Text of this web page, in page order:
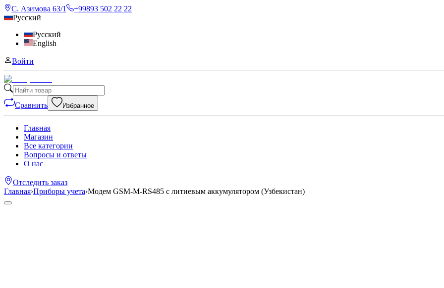
С. Азимова 63/1
+99893 502 22 22
Русский
Русский
English
Войти
Сравнить Избранное
Главная
Магазин
Все категории
Вопросы и ответы
О нас
Отследить заказ
Главная›Приборы учета›Модем GSM-M-RS485 с литиевым аккумулятором (Узбекистан)